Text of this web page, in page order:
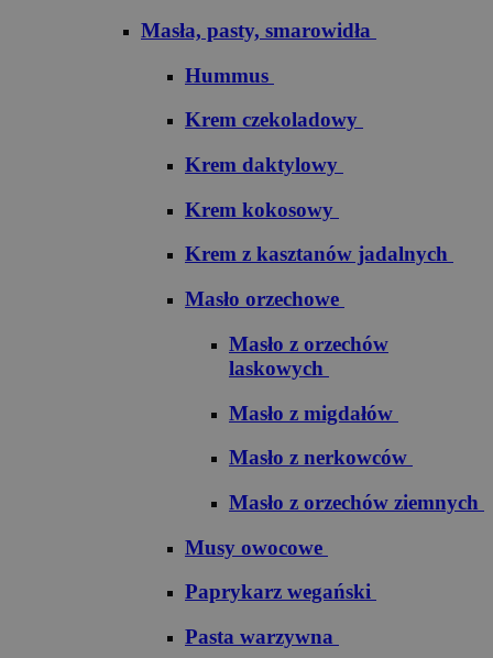
Masła, pasty, smarowidła
Hummus
Krem czekoladowy
Krem daktylowy
Krem kokosowy
Krem z kasztanów jadalnych
Masło orzechowe
Masło z orzechów
laskowych
Masło z migdałów
Masło z nerkowców
Masło z orzechów ziemnych
Musy owocowe
Paprykarz wegański
Pasta warzywna